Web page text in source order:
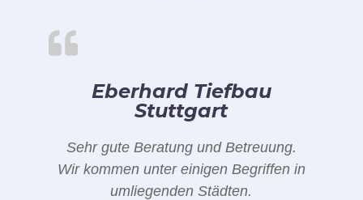
Eberhard Tiefbau
Stuttgart
Sehr gute Beratung und Betreuung.
Wir kommen unter einigen Begriffen in
umliegenden Städten.